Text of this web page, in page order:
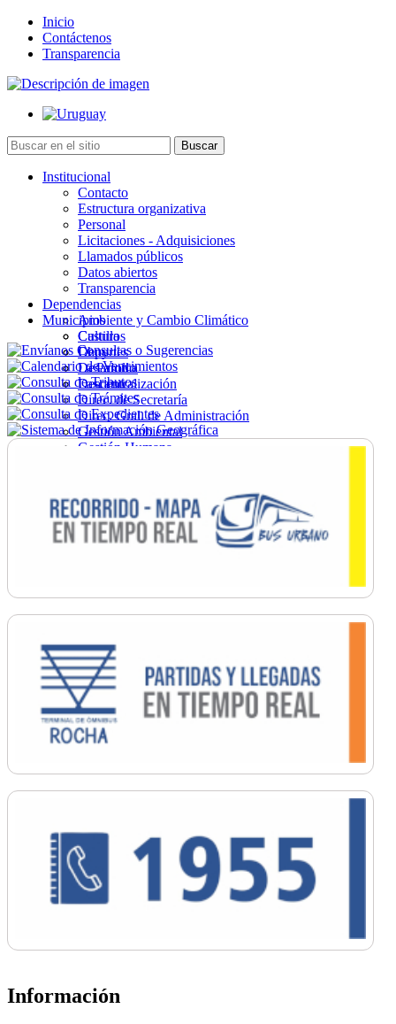
Inicio
Contáctenos
Transparencia
Institucional
Contacto
Estructura organizativa
Personal
Licitaciones - Adquisiciones
Llamados públicos
Datos abiertos
Transparencia
Dependencias
Ambiente y Cambio Climático
Cultura
Deportes
Desarrollo
Descentralización
Direc. de Secretaría
Direc. Gral. de Administración
Gestión Ambiental
Gestión Humana
Ordenamiento
Promoción Social
Salud
Secretaría General
Municipios
Castillos
Chuy
La Paloma
Lascano
Información